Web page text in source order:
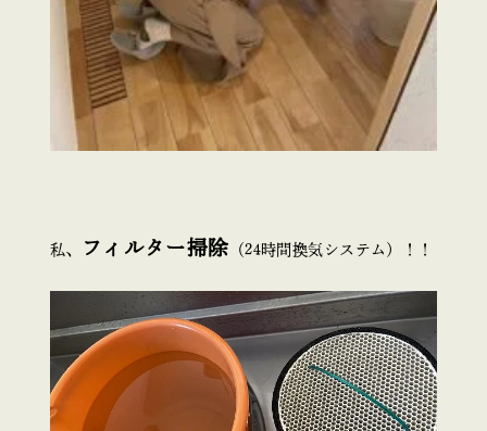
私、 フィルター掃除 （24時間換気システム）！！